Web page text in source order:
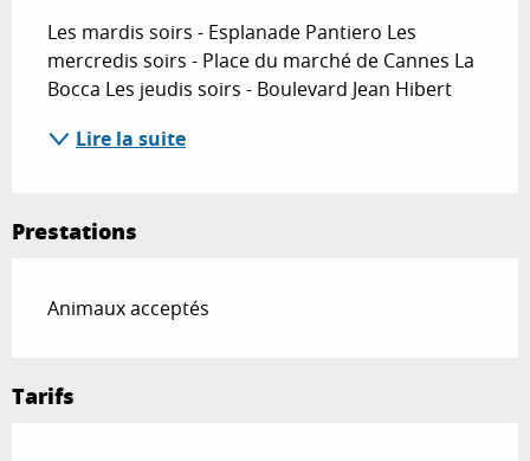
Les mardis soirs - Esplanade Pantiero Les
mercredis soirs - Place du marché de Cannes La
Bocca Les jeudis soirs - Boulevard Jean Hibert
Lire la suite
Prestations
Animaux acceptés
Tarifs